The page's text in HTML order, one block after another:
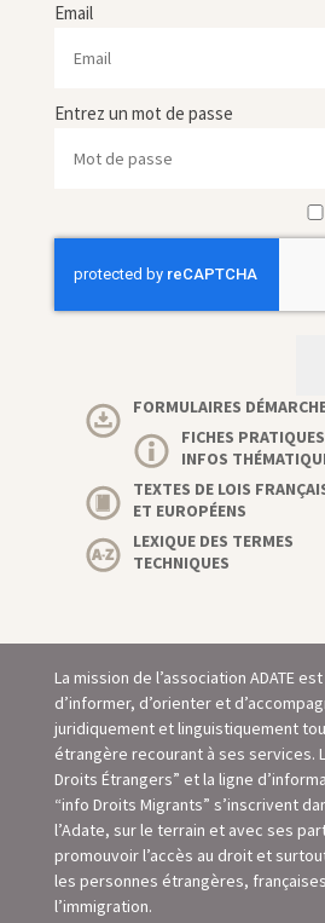
Email
Entrez un mot de passe
FORMULAIRES
FICHES PRATIQUES
INFOS
TEXTES DE LOIS
ET EUROPÉENS
LEXIQUE DES TERMES
TECHNIQUES
La mission de l’association ADATE
d’informer, d’orienter et
juridiquement et linguistiquement
étrangère recourant à ses services.
Droits Étrangers” et la ligne
“info Droits Migrants” s’inscrivent
l’Adate, sur le terrain et avec ses
promouvoir l’accès au droit et
les personnes étrangères,
l’immigration.